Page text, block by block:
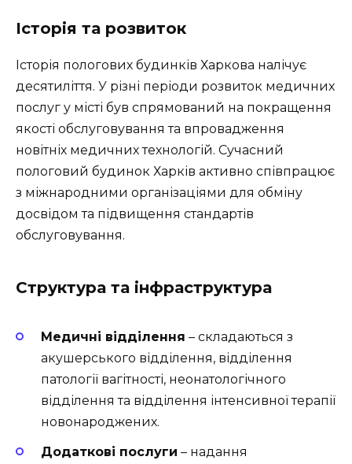
Історія та розвиток
Історія пологових будинків Харкова налічує
десятиліття. У різні періоди розвиток медичних
послуг у місті був спрямований на покращення
якості обслуговування та впровадження
новітніх медичних технологій. Сучасний
пологовий будинок Харків активно співпрацює
з міжнародними організаціями для обміну
досвідом та підвищення стандартів
обслуговування.
Структура та інфраструктура
Медичні відділення – складаються з
акушерського відділення, відділення
патології вагітності, неонатологічного
відділення та відділення інтенсивної терапії
новонароджених.
Додаткові послуги – надання